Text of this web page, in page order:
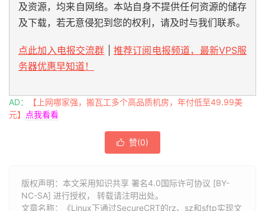
及资源，均来自网络。本站自身不提供任何资源的储存
及下载，若无意侵犯到您的权利，请及时与我们联系。
点此加入电报交流群
推荐订阅电报频道，最新VPS服
务器优惠早知道！
AD：
【上网哪家强，搬瓦工多个高品质机房，年付低至49.99美
元】 点我看看
 赞(0)
版权声明：本文采用知识共享 署名4.0国际许可协议 [BY-
NC-SA] 进行授权， 转载请注明出处。
文章名称：《Linux下通过SecureCRT的rz、sz和sftp实现文